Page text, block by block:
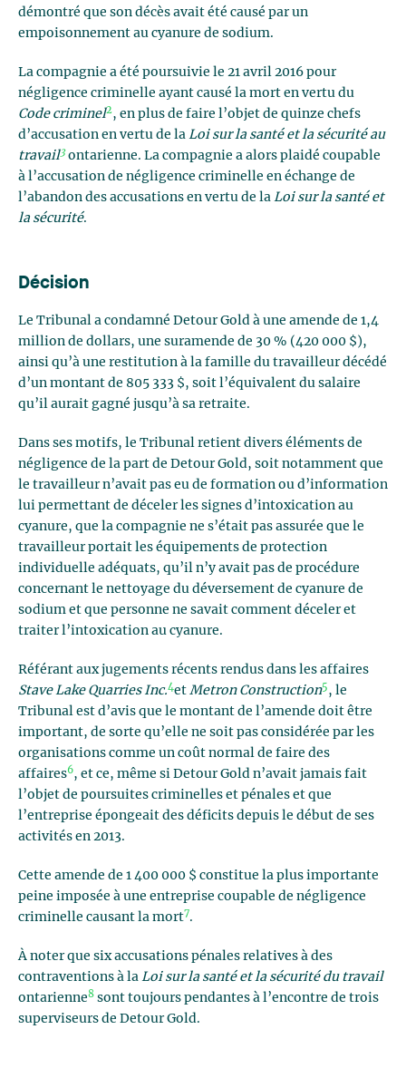
démontré que son décès avait été causé par un
empoisonnement au cyanure de sodium.
La compagnie a été poursuivie le 21 avril 2016 pour
négligence criminelle ayant causé la mort en vertu du
Code criminel2, en plus de faire l’objet de quinze chefs
d’accusation en vertu de la Loi sur la santé et la sécurité au
travail3 ontarienne. La compagnie a alors plaidé coupable
à l’accusation de négligence criminelle en échange de
l’abandon des accusations en vertu de la Loi sur la santé et
la sécurité.
Décision
Le Tribunal a condamné Detour Gold à une amende de 1,4
million de dollars, une suramende de 30 % (420 000 $),
ainsi qu’à une restitution à la famille du travailleur décédé
d’un montant de 805 333 $, soit l’équivalent du salaire
qu’il aurait gagné jusqu’à sa retraite.
Dans ses motifs, le Tribunal retient divers éléments de
négligence de la part de Detour Gold, soit notamment que
le travailleur n’avait pas eu de formation ou d’information
lui permettant de déceler les signes d’intoxication au
cyanure, que la compagnie ne s’était pas assurée que le
travailleur portait les équipements de protection
individuelle adéquats, qu’il n’y avait pas de procédure
concernant le nettoyage du déversement de cyanure de
sodium et que personne ne savait comment déceler et
traiter l’intoxication au cyanure.
Référant aux jugements récents rendus dans les affaires
Stave Lake Quarries Inc.4et Metron Construction5 , le
Tribunal est d’avis que le montant de l’amende doit être
important, de sorte qu’elle ne soit pas considérée par les
organisations comme un coût normal de faire des
affaires6, et ce, même si Detour Gold n’avait jamais fait
l’objet de poursuites criminelles et pénales et que
l’entreprise épongeait des déficits depuis le début de ses
activités en 2013.
Cette amende de 1 400 000 $ constitue la plus importante
peine imposée à une entreprise coupable de négligence
criminelle causant la mort7.
À noter que six accusations pénales relatives à des
contraventions à la Loi sur la santé et la sécurité du travail
ontarienne8 sont toujours pendantes à l’encontre de trois
superviseurs de Detour Gold.